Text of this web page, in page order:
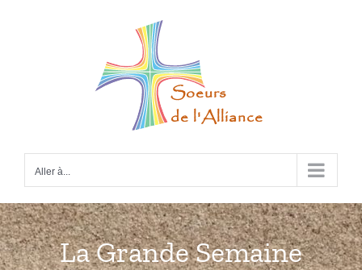
Aller à...
La Grande Semaine